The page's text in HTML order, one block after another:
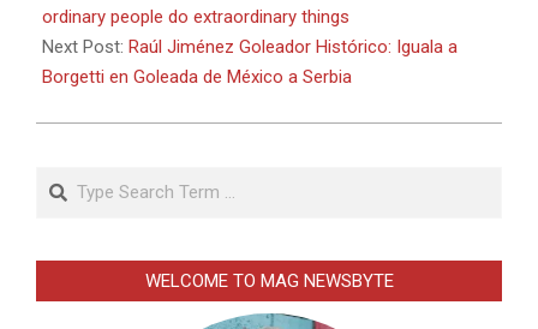
10
ordinary people do extraordinary things
Next Post: Raúl Jiménez Goleador Histórico: Iguala a
Borgetti en Goleada de México a Serbia
Search
WELCOME TO MAG NEWSBYTE